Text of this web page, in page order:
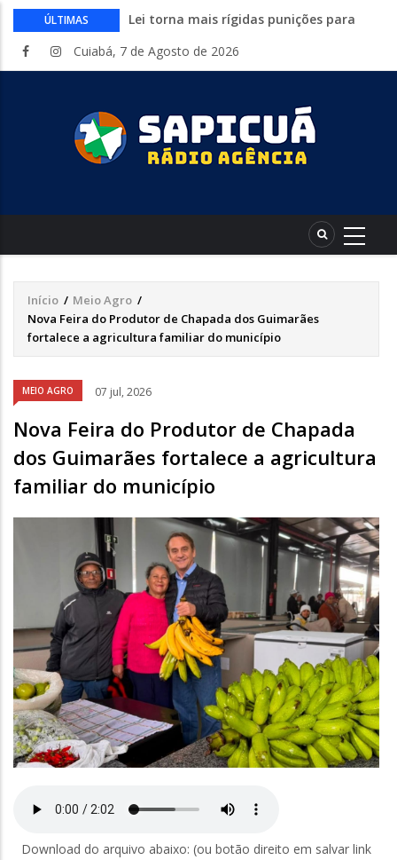
ÚLTIMAS
Lei torna mais rígidas punições para
CAIXA e iFood facilitam financiamento
Circuito Fazenda Rosa estreia na
Exposul com imersão de mulheres nas
atividades do agronegócio
Começa nesta sexta-feira em Cuiabá o
shows nacionais
Cuiabá, 7 de Agosto de 2026
Trilha
de
Início / Meio Agro /
Nova Feira do Produtor de Chapada dos Guimarães
fortalece a agricultura familiar do município
MEIO AGRO 07 jul, 2026
Nova Feira do Produtor de Chapada
dos Guimarães fortalece a agricultura
familiar do município
Áudio
Download do arquivo abaixo: (ou botão direito em salvar link